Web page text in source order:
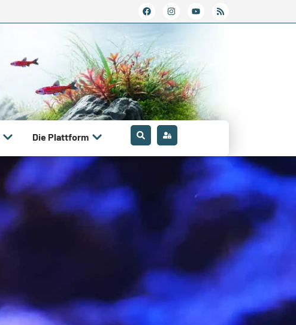
Die Plattform